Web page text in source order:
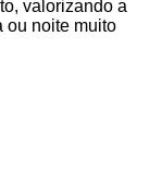
valorizando a
ou noite muito